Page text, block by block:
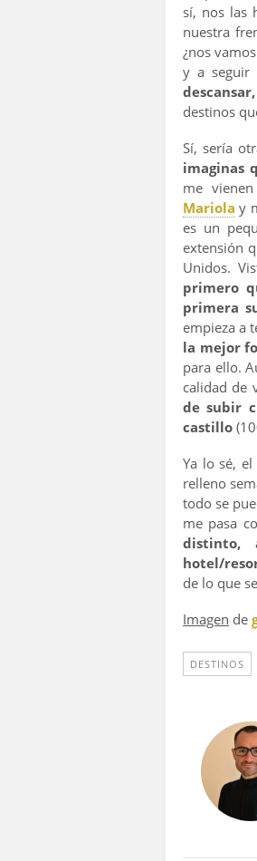
sí, nos las
nuestra
¿nos
y a seguir
destinos
Sí, sería
imaginas
me
Mariola y
es un
extensión
Unidos.
primero
primera
empieza a
la mejor
para ello.
calidad de
de subir
castillo
Ya lo sé,
relleno
todo se
me pasa
distinto,
hotel/
de lo que
Imagen de
DESTINOS